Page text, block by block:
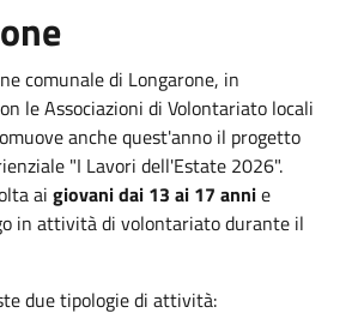
comunale di Longarone, in
le Associazioni di Volontariato locali
anche quest'anno il progetto
"I Lavori dell'Estate 2026".
ai giovani dai 13 ai 17 annie
in attività di volontariato durante il
due tipologie di attività: